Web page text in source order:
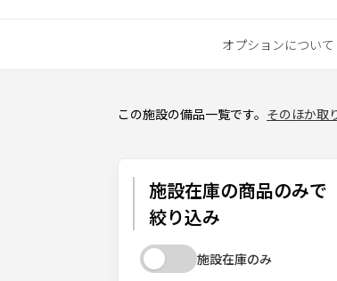
オプションについて
この施設の備品一覧です。 そのほか取
施設在庫の商品のみで
絞り込み
施設在庫のみ